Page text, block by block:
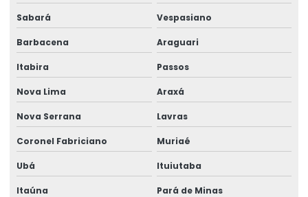
Fornecedor De Rótulos Para Indústria
Fornecedores De Etiquetas Térmicas Personalizadas
Fornecimento De Ribbon Em Grandes Quantidades
Impressão De Etiquetas Adesivas
Impressão De Etiquetas Adesivas Personalizadas
Impressão De Rótulos Adesivos
Sabará Vespasiano
Barbacena Araguari
Itabira Passos
Nova Lima Araxá
Nova Serrana Lavras
Coronel Fabriciano Muriaé
Ubá Ituiutaba
Itaúna Pará de Minas